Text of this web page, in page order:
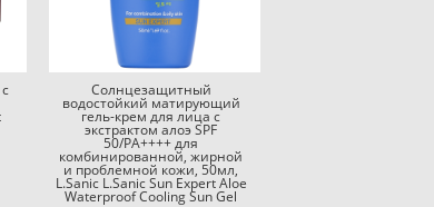
Солнцезащитный
водостойкий матирующий
гель-крем для лица с
экстрактом алоэ SPF
50/PA++++ для
комбинированной, жирной
и проблемной кожи, 50мл,
L.Sanic L.Sanic Sun Expert Aloe
Waterproof Cooling Sun Gel